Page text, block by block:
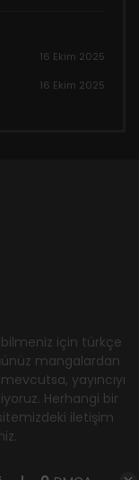
16 Ekim 2025
16 Ekim 2025
için türkçe
mangalardan
yayıncıyı
Herhangi bir
iletişim